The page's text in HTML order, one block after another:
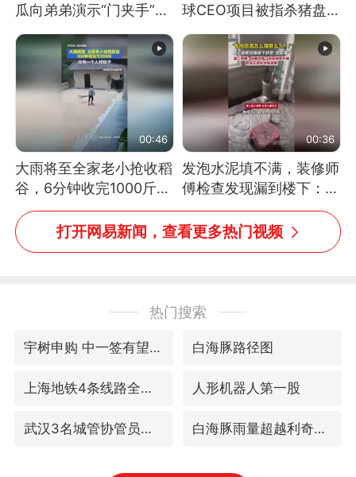
瓜向弟弟演示“门夹手”，
教！
球CEO项目被指杀猪盘，
大学校长
00:46
大雨将至全家老小抢收稻
谷，6分钟收完1000斤，
没有一个人掉链子
00:36
发泡水泥填不满，装修师
傅检查发现漏到楼下：出
风口未延伸到外墙
打开网易新闻，查看更多热门视频
热门搜索
宇树申购 中一签有望赚20万元 白海豚路径图
上海地铁4条线路全线停运 人形机器人第一股
武汉3名城管协管员殴打摊主被刑拘 白海豚雨量超越利奇马、巴威